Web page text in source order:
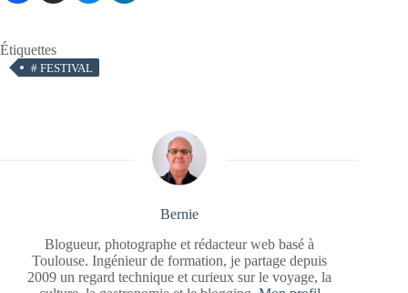
Étiquettes
# FESTIVAL
Bernie
Blogueur, photographe et rédacteur web basé à
Toulouse. Ingénieur de formation, je partage depuis
2009 un regard technique et curieux sur le voyage, la